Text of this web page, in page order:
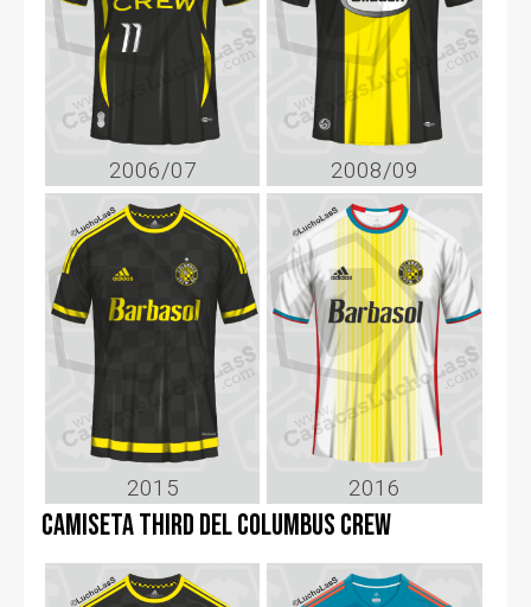
2006/07 2008/09
2015 2016
Camiseta third del Columbus Crew